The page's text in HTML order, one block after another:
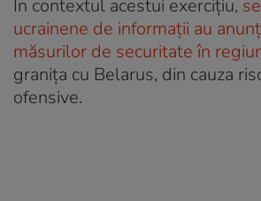
În contextul acestui exercițiu,
ucrainene de informații au
măsurilor de securitate în
graniţa cu Belarus, din cauza
ofensive.